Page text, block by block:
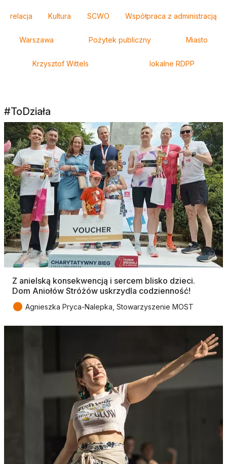
relacja Kultura SCWO Współpraca z administracją
Warszawa Pożytek publiczny Miasto
Krzysztof Wittels lokalne RDPP
#ToDziała
Z anielską konsekwencją i sercem blisko dzieci.
Dom Aniołów Stróżów uskrzydla codzienność!
● Agnieszka Pryca-Nalepka, Stowarzyszenie MOST